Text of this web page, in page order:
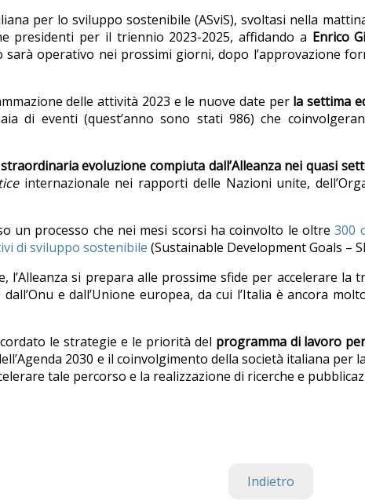
per lo sviluppo sostenibile (ASviS), svoltasi nella
presidenti per il triennio 2023-2025, affidando a Enrico
operativo nei prossimi giorni, dopo l’approvazione
delle attività 2023 e le nuove date per la settima
di eventi (quest’anno sono stati 986) che
straordinaria evoluzione compiuta dall’Alleanza nei quasi
internazionale nei rapporti delle Nazioni unite,
un processo che nei mesi scorsi ha coinvolto le oltre300
di sviluppo sostenibile (Sustainable Development Goals –
l’Alleanza si prepara alle prossime sfide per accelerare
e dall’Unione europea, da cui l’Italia è ancora
le strategie e le priorità del programma di lavoro
2030 e il coinvolgimento della società italiana per
tale percorso e la realizzazione di ricerche e
Indietro